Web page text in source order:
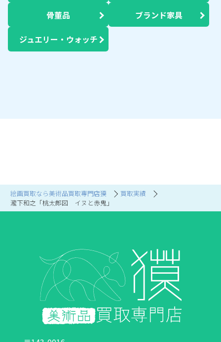
絵画買取なら美術品買取専門店獏
買取実績
瀧下和之「桃太郎図 イヌと赤鬼」
骨董品 ブランド家具
ジュエリー・ウォッチ